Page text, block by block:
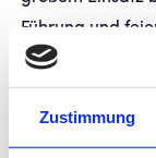
Zustimmung
Führung und
die Runde der
U19-